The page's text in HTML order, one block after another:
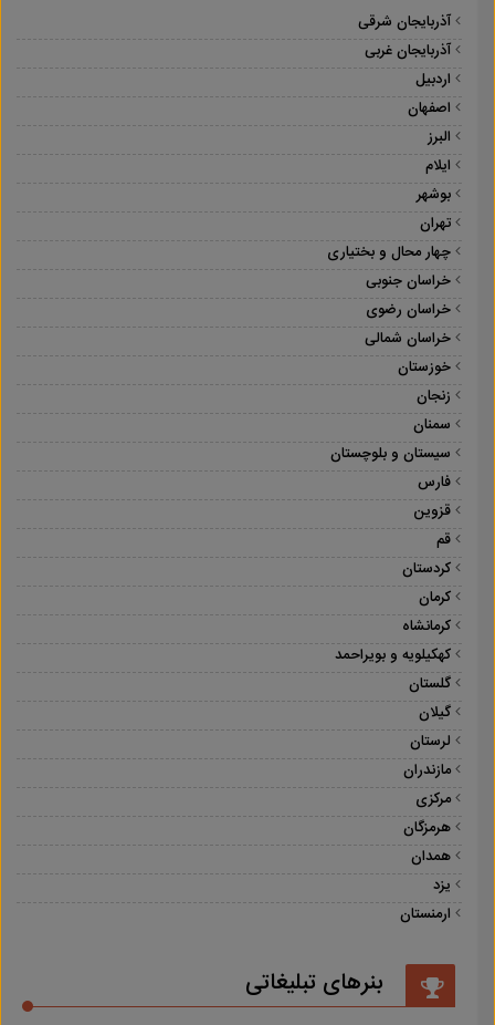
آذربایجان شرقی
آذربایجان غربی
اردبیل
اصفهان
البرز
ایلام
بوشهر
تهران
چهار محال و بختیاری
خراسان جنوبی
خراسان رضوی
خراسان شمالی
خوزستان
زنجان
سمنان
سیستان و بلوچستان
فارس
قزوین
قم
کردستان
کرمان
کرمانشاه
کهکیلویه و بویراحمد
گلستان
گیلان
لرستان
مازندران
مرکزی
هرمزگان
همدان
یزد
ارمنستان
بنرهای تبلیغاتی